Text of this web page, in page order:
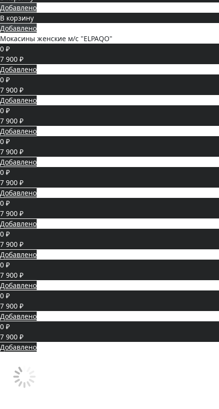
Добавлено
В корзину
Добавлено
Мокасины женские м/с "ELPAQO"
0 ₽
7 900 ₽
Добавлено
0 ₽
7 900 ₽
Добавлено
0 ₽
7 900 ₽
Добавлено
0 ₽
7 900 ₽
Добавлено
0 ₽
7 900 ₽
Добавлено
0 ₽
7 900 ₽
Добавлено
0 ₽
7 900 ₽
Добавлено
0 ₽
7 900 ₽
Добавлено
0 ₽
7 900 ₽
Добавлено
0 ₽
7 900 ₽
Добавлено